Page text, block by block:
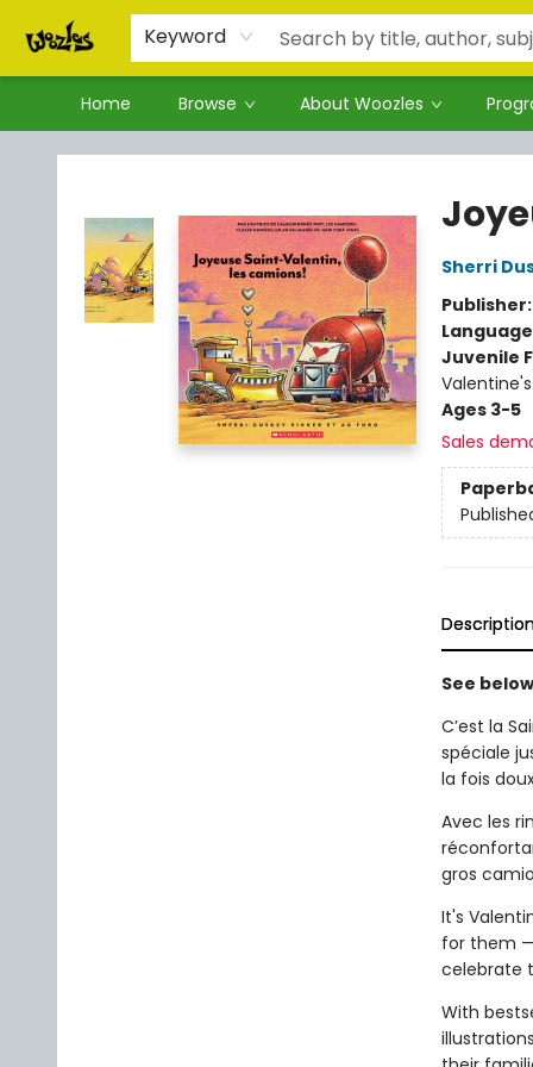
Keyword
Home Browse About Woozles
Woozles
Sherri
Publisher:
Juvenile
Ages 3-5
Sales
See
C’est la
spéciale
la fois
Avec les
gros
It's
for them
celebrate
With